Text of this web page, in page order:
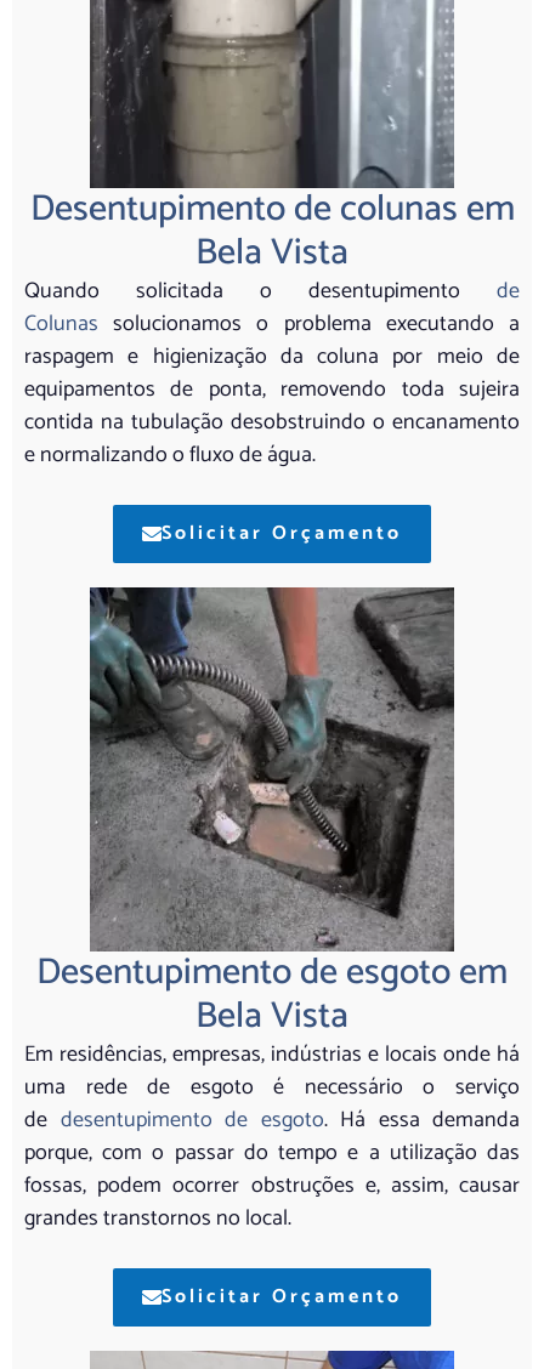
Desentupimento de colunas em
Bela Vista
Quando solicitada o desentupimento de
Colunas solucionamos o problema executando a
raspagem e higienização da coluna por meio de
equipamentos de ponta, removendo toda sujeira
contida na tubulação desobstruindo o encanamento
e normalizando o fluxo de água.
Solicitar Orçamento
Desentupimento de esgoto em
Bela Vista
Em residências, empresas, indústrias e locais onde há
uma rede de esgoto é necessário o serviço
de desentupimento de esgoto. Há essa demanda
porque, com o passar do tempo e a utilização das
fossas, podem ocorrer obstruções e, assim, causar
grandes transtornos no local.
Solicitar Orçamento